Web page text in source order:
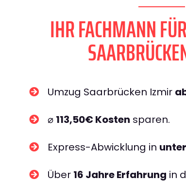
IHR FACHMANN
Umzug Saarbrücken Izmir
⌀ 113,50€ Kosten sparen.
Express-Abwicklung in
Über 16 Jahre Erfahrung in